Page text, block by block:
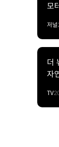
모
저널
더
자
TV